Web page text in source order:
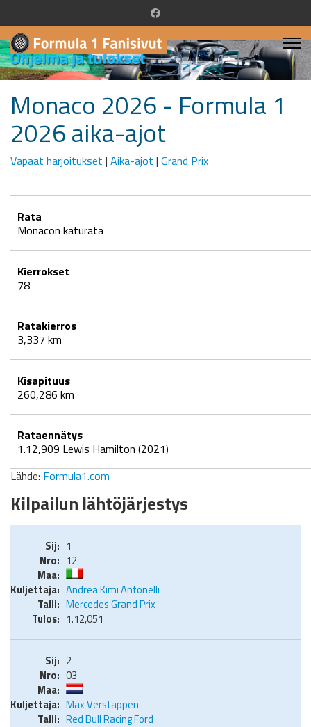
Monaco 2026 - Formula 1
2026 aika-ajot
Vapaat harjoitukset | Aika-ajot | Grand Prix
Rata
Monacon katurata
Kierrokset
78
Ratakierros
3,337 km
Kisapituus
260,286 km
Rataennätys
1.12,909 Lewis Hamilton (2021)
Lähde: Formula1.com
Kilpailun lähtöjärjestys
1
12
Andrea Kimi Antonelli
Mercedes Grand Prix
1.12,051
2
03
Max Verstappen
Red Bull Racing Ford